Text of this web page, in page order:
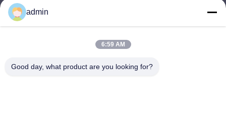
Nero@enlaibio.com
admin
6:59 AM
Good day, what product are you looking for?